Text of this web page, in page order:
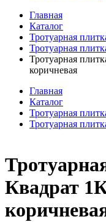
Главная
Каталог
Тротуарная
Тротуарная
Тротуарная
коричневая
Главная
Каталог
Тротуарная
Тротуарная
Квадрат